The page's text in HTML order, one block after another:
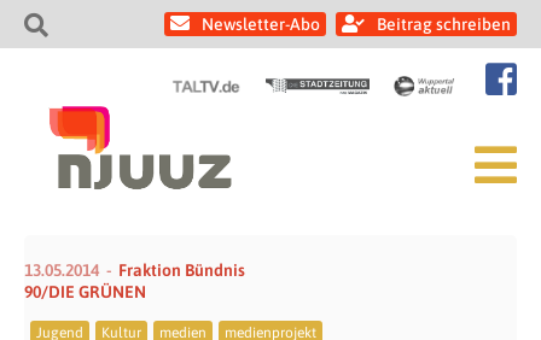
Newsletter-Abo Beitrag schreiben
13.05.2014
Fraktion Bündnis
90/DIE GRÜNEN
Jugend Kultur medien medienprojekt